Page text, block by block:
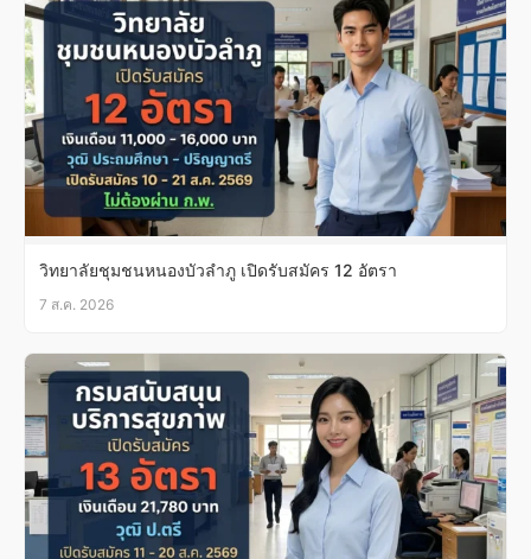
วิทยาลัยชุมชนหนองบัวลำภู เปิดรับสมัคร 12 อัตรา
7 ส.ค. 2026